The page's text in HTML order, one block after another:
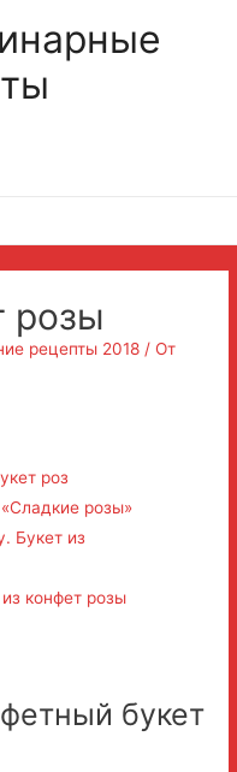
розы
рецепты 2018 / От
роз
розы»
Букет из
конфет розы
букет